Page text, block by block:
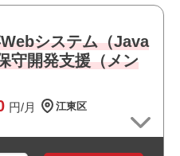
システム（Java
守開発支援（メン
円/月 江東区
的にキャッチアップできる
果物レビュー・品質管理が
経験